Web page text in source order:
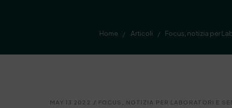
Home / Articoli / Focus notizia per
MAY 13 2022 / FOCUS NOTIZIA PER LABORATORI E